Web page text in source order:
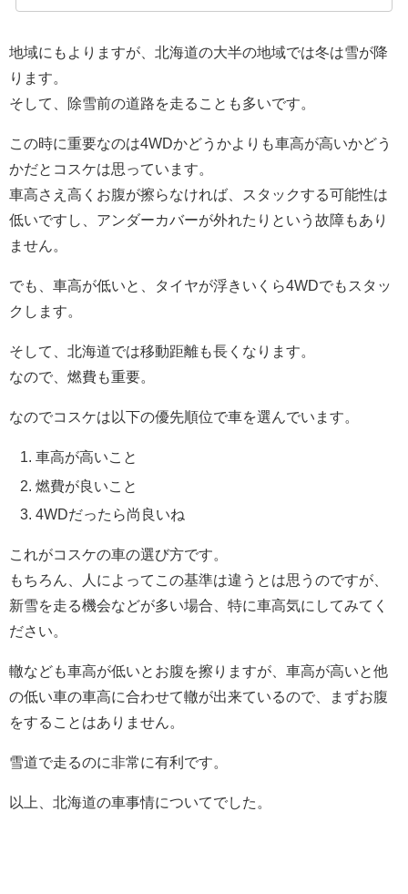
地域にもよりますが、北海道の大半の地域では冬は雪が降
ります。
そして、除雪前の道路を走ることも多いです。
この時に重要なのは4WDかどうかよりも車高が高いかどう
かだとコスケは思っています。
車高さえ高くお腹が擦らなければ、スタックする可能性は
低いですし、アンダーカバーが外れたりという故障もあり
ません。
でも、車高が低いと、タイヤが浮きいくら4WDでもスタッ
クします。
そして、北海道では移動距離も長くなります。
なので、燃費も重要。
なのでコスケは以下の優先順位で車を選んでいます。
車高が高いこと
燃費が良いこと
4WDだったら尚良いね
これがコスケの車の選び方です。
もちろん、人によってこの基準は違うとは思うのですが、
新雪を走る機会などが多い場合、特に車高気にしてみてく
ださい。
轍なども車高が低いとお腹を擦りますが、車高が高いと他
の低い車の車高に合わせて轍が出来ているので、まずお腹
をすることはありません。
雪道で走るのに非常に有利です。
以上、北海道の車事情についてでした。